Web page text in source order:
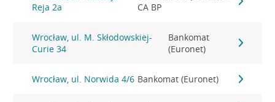
Reja 2a
CA BP
Wrocław, ul. M. Skłodowskiej-
Curie 34
Bankomat
(Euronet)
Wrocław, ul. Norwida 4/6 Bankomat (Euronet)